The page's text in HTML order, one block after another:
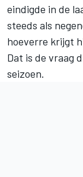
eindigde in de
steeds als
hoeverre krijgt
Dat is de vraag
seizoen.